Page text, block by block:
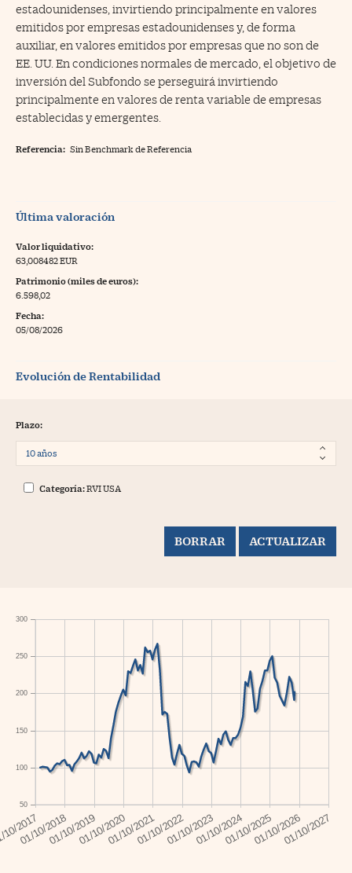
estadounidenses, invirtiendo principalmente en valores
emitidos por empresas estadounidenses y, de forma
auxiliar, en valores emitidos por empresas que no son de
EE. UU. En condiciones normales de mercado, el objetivo de
inversión del Subfondo se perseguirá invirtiendo
principalmente en valores de renta variable de empresas
establecidas y emergentes.
Referencia: Sin Benchmark de Referencia
Última valoración
Valor liquidativo:
63,008482 EUR
Patrimonio (miles de euros):
6.598,02
Fecha:
05/08/2026
Evolución de Rentabilidad
Plazo:
Categoría:RVI USA
50
100
150
200
250
300